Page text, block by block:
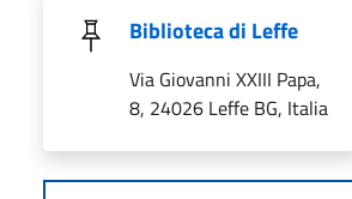
Biblioteca di Leffe
Via Giovanni XXIII Papa,
8, 24026 Leffe BG, Italia